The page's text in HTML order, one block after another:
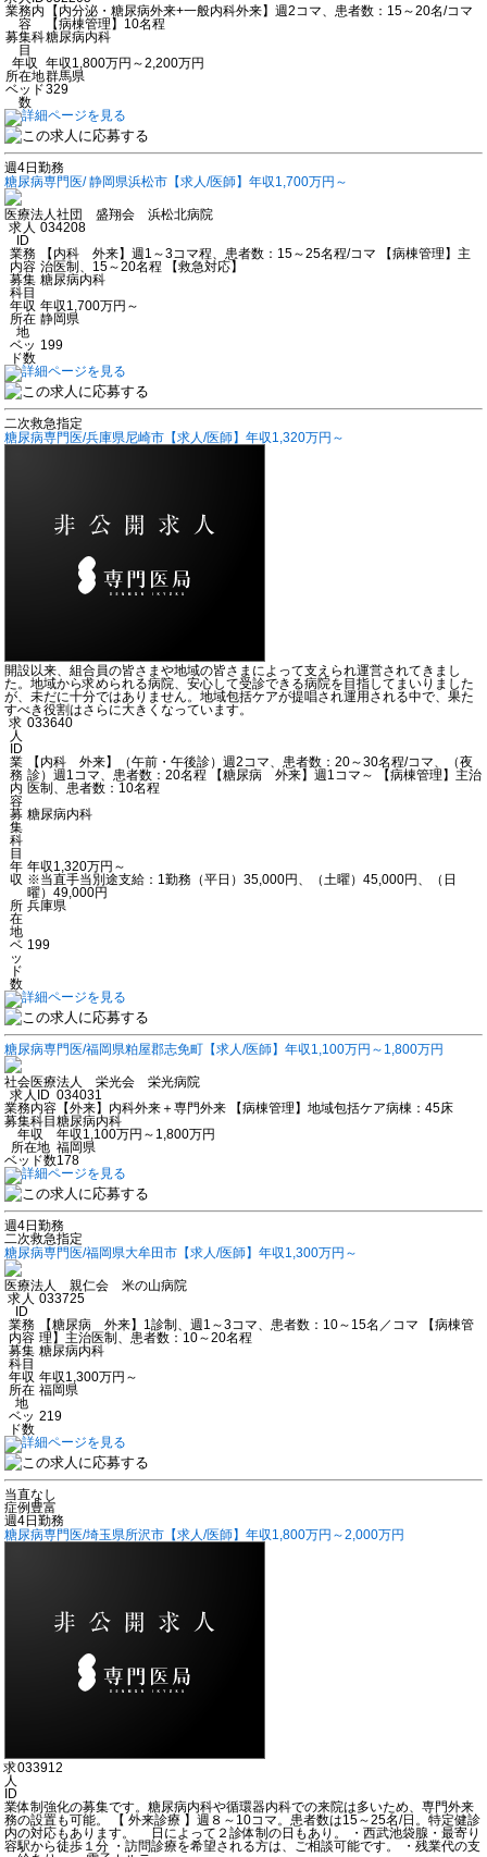
業務内
容
【内分泌・糖尿病外来+一般内科外来】週2コマ、患者数：15～20名/コマ
【病棟管理】10名程
募集科
目
糖尿病内科
年収
年収1,800万円～2,200万円
所在地群馬県
ベッド
数
329
週4日勤務
糖尿病専門医/ 静岡県浜松市【求人/医師】年収1,700万円～
医療法人社団 盛翔会 浜松北病院
求人
ID
034208
業務
内容
【内科 外来】週1～3コマ程、患者数：15～25名程/コマ 【病棟管理】主
治医制、15～20名程 【救急対応】
募集
科目
糖尿病内科
年収 年収1,700万円～
所在
地
静岡県
ベッ
ド数
199
二次救急指定
糖尿病専門医/兵庫県尼崎市【求人/医師】年収1,320万円～
開設以来、組合員の皆さまや地域の皆さまによって支えられ運営されてきまし
た。地域から求められる病院、安心して受診できる病院を目指してまいりました
が、未だに十分ではありません。地域包括ケアが提唱され運用される中で、果た
すべき役割はさらに大きくなっています。
求
人
ID
033640
業
務
内
容
【内科 外来】（午前・午後診）週2コマ、患者数：20～30名程/コマ、（夜
診）週1コマ、患者数：20名程 【糖尿病 外来】週1コマ～ 【病棟管理】主治
医制、患者数：10名程
募
集
科
目
糖尿病内科
年
収
年収1,320万円～
※当直手当別途支給：1勤務（平日）35,000円、（土曜）45,000円、（日
曜）49,000円
所
在
地
兵庫県
ベ
ッ
ド
数
199
糖尿病専門医/福岡県粕屋郡志免町【求人/医師】年収1,100万円～1,800万円
社会医療法人 栄光会 栄光病院
求人ID 034031
業務内容 【外来】内科外来＋専門外来 【病棟管理】地域包括ケア病棟：45床
募集科目糖尿病内科
年収
年収1,100万円～1,800万円
所在地 福岡県
ベッド数178
週4日勤務
二次救急指定
糖尿病専門医/福岡県大牟田市【求人/医師】年収1,300万円～
医療法人 親仁会 米の山病院
求人
ID
033725
業務
内容
【糖尿病 外来】1診制、週1～3コマ、患者数：10～15名／コマ 【病棟管
理】主治医制、患者数：10～20名程
募集
科目
糖尿病内科
年収 年収1,300万円～
所在
地
福岡県
ベッ
ド数
219
当直なし
症例豊富
週4日勤務
糖尿病専門医/埼玉県所沢市【求人/医師】年収1,800万円～2,000万円
求
人
ID
033912
業
務
内
容
体制強化の募集です。糖尿病内科や循環器内科での来院は多いため、専門外来
の設置も可能。 【 外来診療 】週８～10コマ。患者数は15～25名/日。特定健診
の対応もあります。 日によって２診体制の日もあり。 ・西武池袋腺・最寄り
駅から徒歩１分 ・訪問診療を希望される方は、ご相談可能です。 ・残業代の支